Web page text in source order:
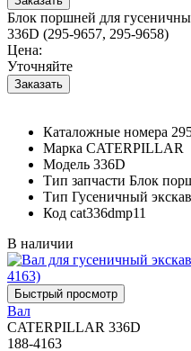
Блок поршней для
336D (295-9657, 295-9658)
Цена:
Уточняйте
Каталожные номера
Марка CATERPILLAR
Модель 336D
Тип запчасти Блок
Тип Гусеничный
Код cat336dmp11
В наличии
Вал
CATERPILLAR 336D
188-4163